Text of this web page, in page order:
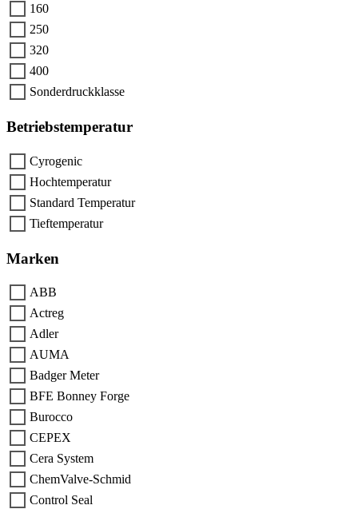
160
250
320
400
Sonderdruckklasse
Betriebstemperatur
Cyrogenic
Hochtemperatur
Standard Temperatur
Tieftemperatur
Marken
ABB
Actreg
Adler
AUMA
Badger Meter
BFE Bonney Forge
Burocco
CEPEX
Cera System
ChemValve-Schmid
Control Seal